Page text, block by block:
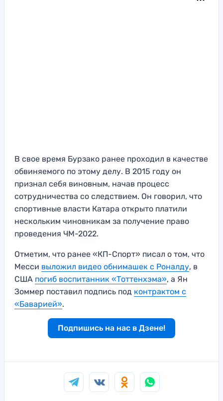
В свое время Бурзако ранее проходил в качестве
обвиняемого по этому делу. В 2015 году он
признал себя виновным, начав процесс
сотрудничества со следствием. Он говорил, что
спортивные власти Катара открыто платили
нескольким чиновникам за получение право
проведения ЧМ-2022.
Отметим, что ранее «КП-Спорт» писал о том, что
Месси выложил видео обнимашек с Роналду, в
США погиб воспитанник «Тоттенхэма», а Ян
Зоммер поставил подпись под контрактом с
«Баварией».
Подпишись на нас в Дзене!